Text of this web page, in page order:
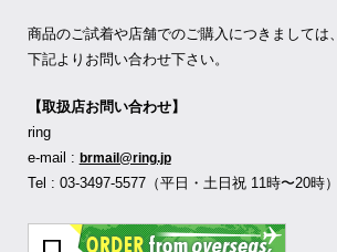
商品のご試着や店舗でのご購入につきましては、
下記よりお問い合わせ下さい。
【取扱店お問い合わせ】
ring
e-mail : brmail@ring.jp
Tel : 03-3497-5577（平日・土日祝 11時〜20時）